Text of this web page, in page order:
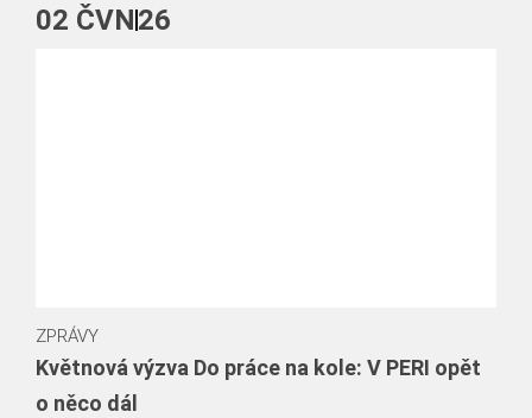
atmosféře.
02 ČVN26
ZPRÁVY
Květnová výzva Do práce na kole: V PERI opět
o něco dál